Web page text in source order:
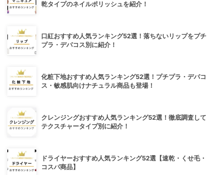
乾タイプのネイルポリッシュを紹介！
口紅おすすめ人気ランキング52選！落ちないリップをプチ
プラ・デパコス別に紹介！
化粧下地おすすめ人気ランキング52選！プチプラ・デパコ
ス・敏感肌向けナチュラル商品も登場！
クレンジングおすすめ人気ランキング52選！徹底調査して
テクスチャータイプ別に紹介！
ドライヤーおすすめ人気ランキング52選【速乾・くせ毛・
コスパ商品】